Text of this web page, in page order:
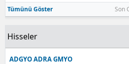
Tümünü Göster Son
Hisseler
ADGYO ADRA GMYO